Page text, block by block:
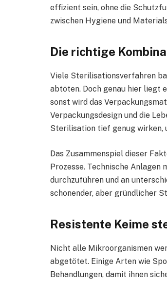
effizient sein, ohne die
zwischen Hygiene und
Die richtige
Viele Sterilisationsverfahren
abtöten. Doch genau hier liegt
sonst wird das
Verpackungsdesign und die
Sterilisation tief genug wirken,
Das Zusammenspiel dieser
Prozesse. Technische Anlagen
durchzuführen und an
schonender, aber gründlicher
Resistente Keime
Nicht alle Mikroorganismen
abgetötet. Einige Arten wie
Behandlungen, damit ihnen